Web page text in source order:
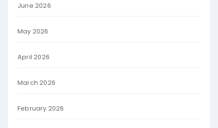
June 2026
May 2026
April 2026
March 2026
February 2026